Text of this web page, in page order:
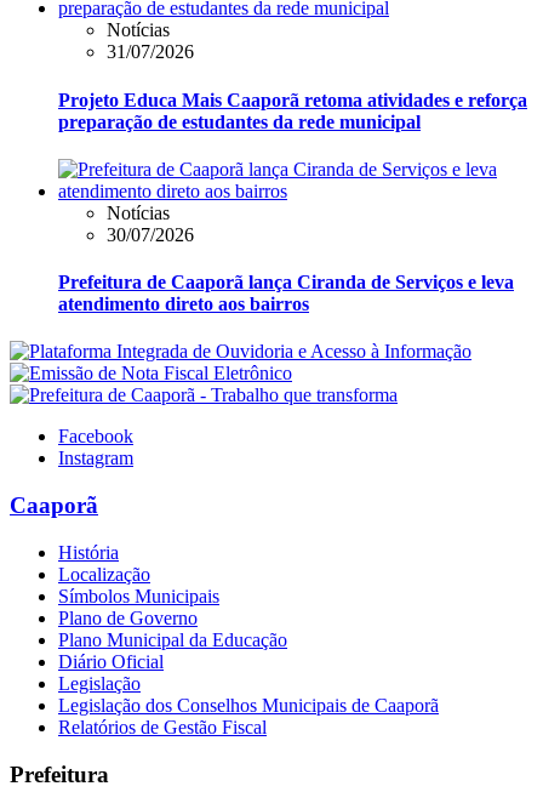
Notícias
31/07/2026
Projeto Educa Mais Caaporã retoma atividades e reforça
preparação de estudantes da rede municipal
Notícias
30/07/2026
Prefeitura de Caaporã lança Ciranda de Serviços e leva
atendimento direto aos bairros
Facebook
Instagram
Caaporã
História
Localização
Símbolos Municipais
Plano de Governo
Plano Municipal da Educação
Diário Oficial
Legislação
Legislação dos Conselhos Municipais de Caaporã
Relatórios de Gestão Fiscal
Prefeitura